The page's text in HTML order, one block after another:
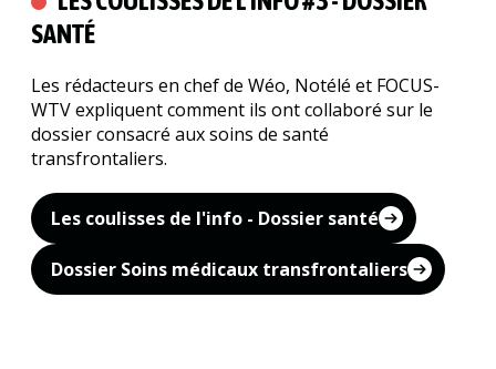
SANTÉ
Les rédacteurs en chef de Wéo, Notélé et FOCUS-
WTV expliquent comment ils ont collaboré sur le
dossier consacré aux soins de santé
transfrontaliers.
Les coulisses de l'info - Dossier santé
Dossier Soins médicaux transfrontaliers